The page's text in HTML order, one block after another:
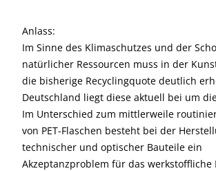
Anlass:
Im Sinne des Klimaschutzes und der
natürlicher Ressourcen muss in der
die bisherige Recyclingquote deutlich
Deutschland liegt diese aktuell bei um
Im Unterschied zum mittlerweile
von PET-Flaschen besteht bei der
technischer und optischer Bauteile ein
Akzeptanzproblem für das werkstoffliche